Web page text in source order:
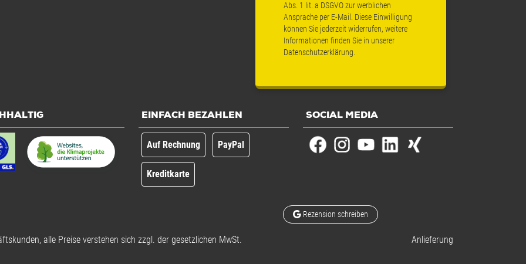
Abs. 1 lit. a DSGVO zur werblichen
Ansprache per E-Mail. Diese Einwilligung
können Sie jederzeit widerrufen, weitere
Informationen finden Sie in unserer
Datenschutzerklärung
EINFACH BEZAHLEN
Auf Rechnung PayPal
Kreditkarte
SOCIAL MEDIA
Rezension schreiben
alle Preise verstehen sich zzgl. der gesetzlichen MwSt. Anlieferung